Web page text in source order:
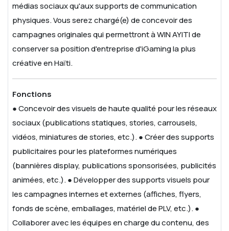
médias sociaux qu'aux supports de communication
physiques.Vous serez chargé(e) de concevoir des
campagnes originales qui permettront à WIN AYITI de
conserver sa position d'entreprise d'iGaming la plus
créative en Haïti.
Fonctions
● Concevoir des visuels de haute qualité pour les réseaux
sociaux (publications statiques, stories, carrousels,
vidéos, miniatures de stories, etc.).● Créer des supports
publicitaires pour les plateformes numériques
(bannières display, publications sponsorisées, publicités
animées, etc.).● Développer des supports visuels pour
les campagnes internes et externes (affiches, flyers,
fonds de scène, emballages, matériel de PLV, etc.).●
Collaborer avec les équipes en charge du contenu, des